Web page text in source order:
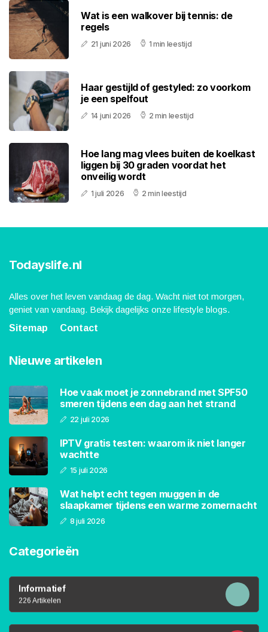
Wat is een walkover bij tennis: de
regels
21 juni 2026 1 min leestijd
Haar gestijld of gestyled: zo voorkom
je een spelfout
14 juni 2026 2 min leestijd
Hoe lang mag vlees buiten de koelkast
liggen bij 30 graden voordat het
onveilig wordt
1 juli 2026 2 min leestijd
Todayslife.nl
Alles over het leven vandaag de dag. Wacht niet tot morgen,
geniet van vandaag. Bekijk dagelijks onze lifestyle blogs.
Sitemap
Contact
Nieuwe artikelen
Hoe vaak moet je zonnebrand met SPF50
smeren tijdens een dag aan het strand
22 juli 2026
IPTV gratis testen: waarom ik niet langer
wachtte
15 juli 2026
Wat helpt echt tegen muggen in de
slaapkamer tijdens een warme zomernacht
8 juli 2026
Categorieën
Informatief
226 Artikelen